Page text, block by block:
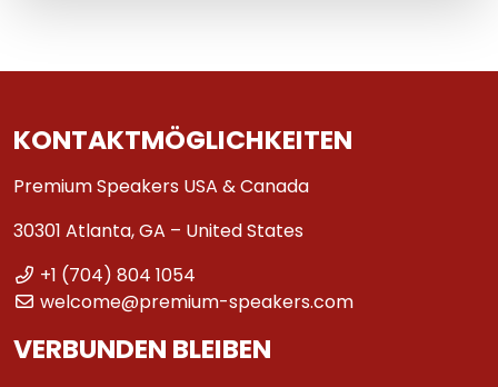
KONTAKTMÖGLICHKEITEN
Premium Speakers USA & Canada
30301 Atlanta, GA – United States
+1 (704) 804 1054
welcome@premium-speakers.com
VERBUNDEN BLEIBEN